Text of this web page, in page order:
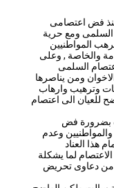
اعتصامى
ومع حرية
, وعلى
ومن يناصرها
وارهاب
الى اعتصام
فض
وعدم
لما يشكلة
تحريض